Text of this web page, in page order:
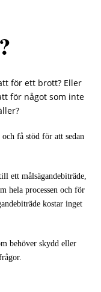
för ett brott? Eller
för något som inte
få stöd för att sedan
ett målsägandebiträde,
hela processen och för
kostar inget
behöver skydd eller